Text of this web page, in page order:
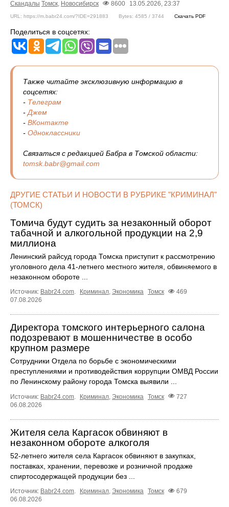
Скандалы Томск, Новосибирск 8600 13.05.2026, 23:37
URL: https://m.babr24.com/?IDE=291883 Bytes: 4585 / 3744 Скачать PDF
Поделиться в соцсетях:
Также читайте эксклюзивную информацию в
соцсетях:
- Телеграм
-Джем
- ВКонтакте
- Одноклассники
Связаться с редакцией Бабра в Томской области:
tomsk.babr@gmail.com
ДРУГИЕ СТАТЬИ И НОВОСТИ В РУБРИКЕ "КРИМИНАЛ"
(ТОМСК)
Томича будут судить за незаконный оборот
табачной и алкогольной продукции на 2,9
миллиона
Ленинский райсуд города Томска приступит к рассмотрению
уголовного дела 41-летнего местного жителя, обвиняемого в
незаконном обороте ...
Источник: Babr24.com. Криминал, Экономика Томск
469
07.08.2026
Директора томского интерьерного салона
подозревают в мошенничестве в особо
крупном размере
Сотрудники Отдела по борьбе с экономическими
преступлениями и противодействия коррупции ОМВД России
по Ленинскому району города Томска выявили ...
Источник: Babr24.com Криминал Экономика Томск
727
06.08.2026
Жителя села Каргасок обвиняют в
незаконном обороте алкоголя
52-летнего жителя села Каргасок обвиняют в закупках,
поставках, хранении, перевозке и розничной продаже
спиртосодержащей продукции без ...
Источник: Babr24.com Криминал Экономика Томск
679
06.08.2026